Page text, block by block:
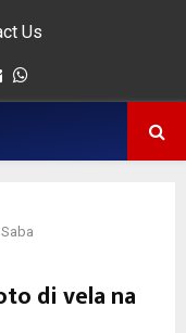
Us
Email
di vela na